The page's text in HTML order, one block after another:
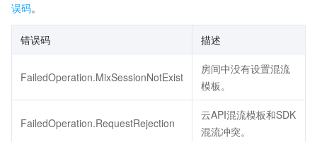
误码。
错误码 描述
FailedOperation.MixSessionNotExist
房间中没有设置混流
模板。
FailedOperation.RequestRejection
云API混流模板和SDK
混流冲突。